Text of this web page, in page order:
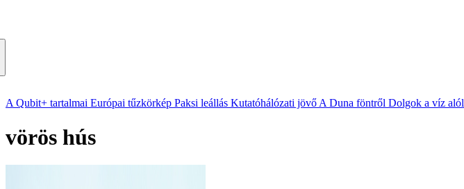
A Qubit+ tartalmai Európai tűzkörkép Paksi leállás Kutatóhálózati jövő A Duna föntről Dolgok a víz alól
vörös hús